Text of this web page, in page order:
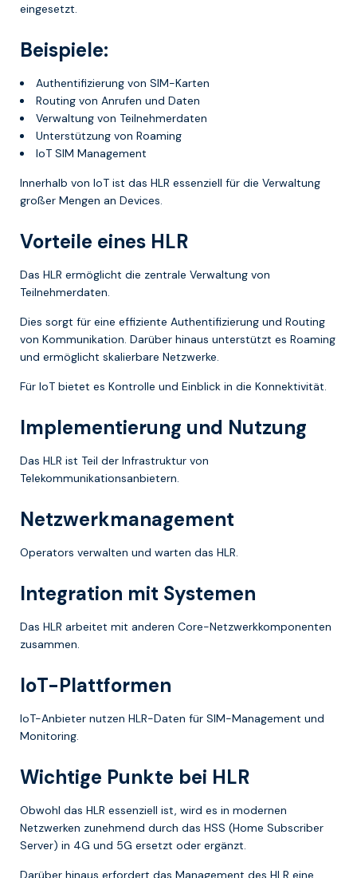
eingesetzt.
Beispiele:
Authentifizierung von SIM-Karten
Routing von Anrufen und Daten
Verwaltung von Teilnehmerdaten
Unterstützung von Roaming
IoT SIM Management
Innerhalb von IoT ist das HLR essenziell für die Verwaltung
großer Mengen an Devices.
Vorteile eines HLR
Das HLR ermöglicht die zentrale Verwaltung von
Teilnehmerdaten.
Dies sorgt für eine effiziente Authentifizierung und Routing
von Kommunikation. Darüber hinaus unterstützt es Roaming
und ermöglicht skalierbare Netzwerke.
Für IoT bietet es Kontrolle und Einblick in die Konnektivität.
Implementierung und Nutzung
Das HLR ist Teil der Infrastruktur von
Telekommunikationsanbietern.
Netzwerkmanagement
Operators verwalten und warten das HLR.
Integration mit Systemen
Das HLR arbeitet mit anderen Core-Netzwerkkomponenten
zusammen.
IoT-Plattformen
IoT-Anbieter nutzen HLR-Daten für SIM-Management und
Monitoring.
Wichtige Punkte bei HLR
Obwohl das HLR essenziell ist, wird es in modernen
Netzwerken zunehmend durch das HSS (Home Subscriber
Server) in 4G und 5G ersetzt oder ergänzt.
Darüber hinaus erfordert das Management des HLR eine